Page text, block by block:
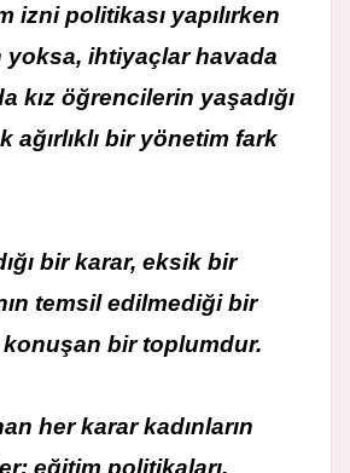
izni politikası yapılırken
yoksa, ihtiyaçlar havada
kız öğrencilerin yaşadığı
ağırlıklı bir yönetim fark
bir karar, eksik bir
temsil edilmediği bir
konuşan bir toplumdur.
her karar kadınların
eğitim politikaları,